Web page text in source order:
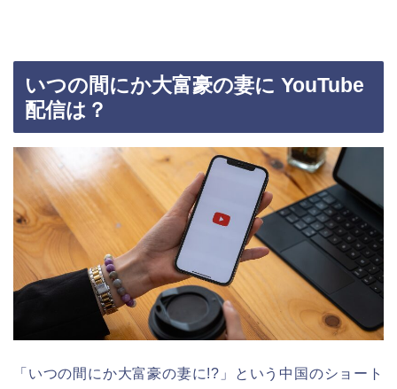
いつの間にか大富豪の妻に YouTube
配信は？
「いつの間にか大富豪の妻に!?」という中国のショート